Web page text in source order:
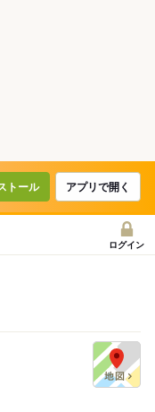
トール アプリで開く
ログイン